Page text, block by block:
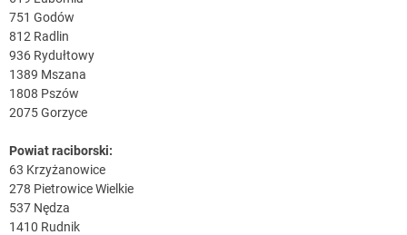
751 Godów
812 Radlin
936 Rydułtowy
1389 Mszana
1808 Pszów
2075 Gorzyce
Powiat raciborski:
63 Krzyżanowice
278 Pietrowice Wielkie
537 Nędza
1410 Rudnik